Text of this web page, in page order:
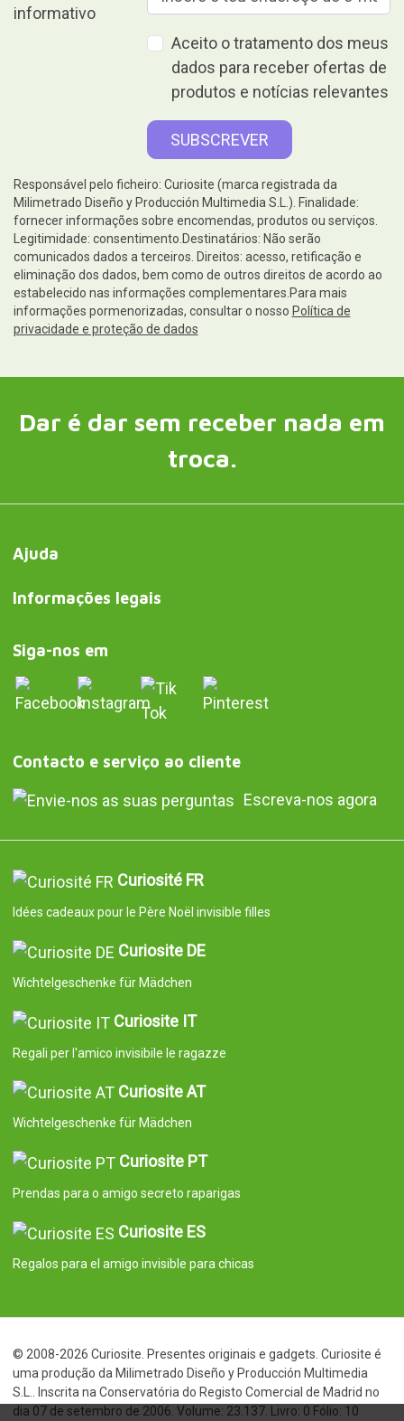
Aceito o tratamento dos meus
dados para receber ofertas de
produtos e notícias relevantes
Responsável pelo ficheiro: Curiosite (marca registrada da
Milimetrado Diseño y Producción Multimedia S.L.). Finalidade:
fornecer informações sobre encomendas, produtos ou serviços.
Legitimidade: consentimento.Destinatários: Não serão
comunicados dados a terceiros. Direitos: acesso, retificação e
eliminação dos dados, bem como de outros direitos de acordo ao
estabelecido nas informações complementares.Para mais
informações pormenorizadas, consultar o nosso Política de
privacidade e proteção de dados
Dar é dar sem receber nada em
troca.
Ajuda
Informações legais
Siga-nos em
Contacto e serviço ao cliente
Escreva-nos agora
Curiosité FR
Idées cadeaux pour le Père Noël invisible filles
Curiosite DE
Wichtelgeschenke für Mädchen
Curiosite IT
Regali per l'amico invisibile le ragazze
Curiosite AT
Wichtelgeschenke für Mädchen
Curiosite PT
Prendas para o amigo secreto raparigas
Curiosite ES
Regalos para el amigo invisible para chicas
© 2008-2026 Curiosite. Presentes originais e gadgets. Curiosite é
uma produção da Milimetrado Diseño y Producción Multimedia
S.L.. Inscrita na Conservatória do Registo Comercial de Madrid no
dia 07 de setembro de 2006. Volume: 23.137. Livro: 0 Fólio: 10